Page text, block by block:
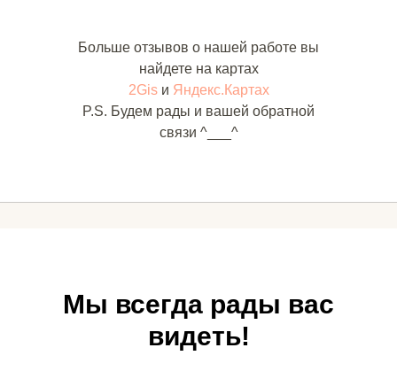
Больше отзывов о нашей работе вы
найдете на картах
2Gisи Яндекс.Картах
P.S. Будем рады и вашей обратной
связи ^___^
Мы всегда рады вас
видеть!